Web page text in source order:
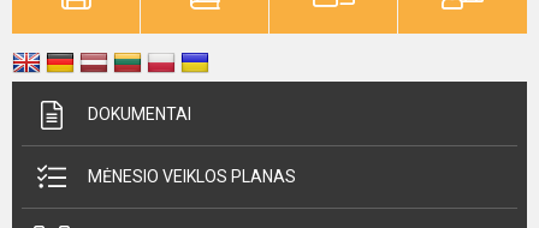
DOKUMENTAI
MĖNESIO VEIKLOS PLANAS